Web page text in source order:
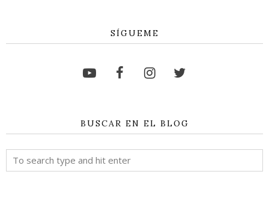
SÍGUEME
BUSCAR EN EL BLOG